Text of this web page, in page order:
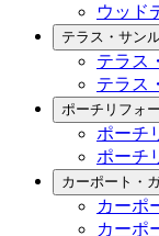
ウッド
テラス・サン
テラス
テラス
ポーチリフォ
ポーチ
ポーチ
カーポート・
カーポ
カーポ